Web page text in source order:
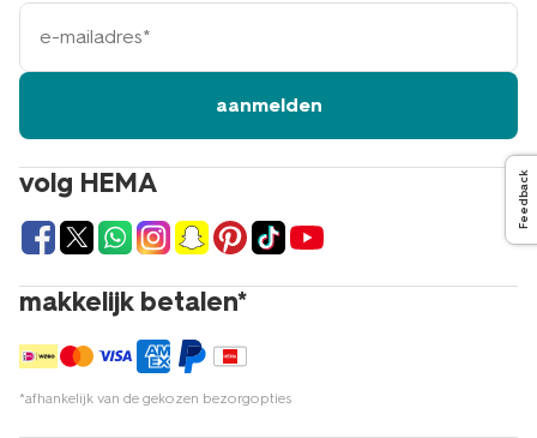
volg HEMA
makkelijk betalen*
*afhankelijk van de gekozen bezorgopties
e-
mailadres
aanmelden
Feedback